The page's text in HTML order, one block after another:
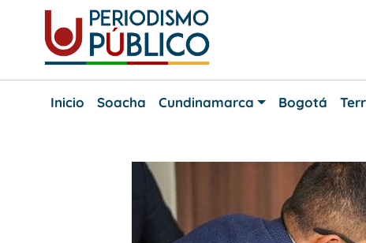
content
Periodismo
Noticias
Inicio
Soacha Cundinamarca Bogotá